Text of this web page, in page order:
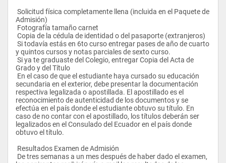
Materias electivas
Analisis organico funcional
Estructura de compuestos organicos
Quimica cuantica
Tecnologia del petroleo
Polimeros y plasticos
Catalisis quimica
Quimica de superficies y coloideoquimica
Electroquimica
Admisión)
Fotografía tamaño carnet
Copia de la cédula de identidad o del pasaporte (extranjeros)
y quintos cursos y notas parciales de sexto curso.
Grado y del Título
secundaria en el exterior, debe presentar la documentación
respectiva legalizada o apostillada. El apostillado es el
reconocimiento de autenticidad de los documentos y se
efectúa en el país donde el estudiante obtuvo su título. En
caso de no contar con el apostillado, los títulos deberán ser
legalizados en el Consulado del Ecuador en el país donde
obtuvo el título.
Resultados Examen de Admisión